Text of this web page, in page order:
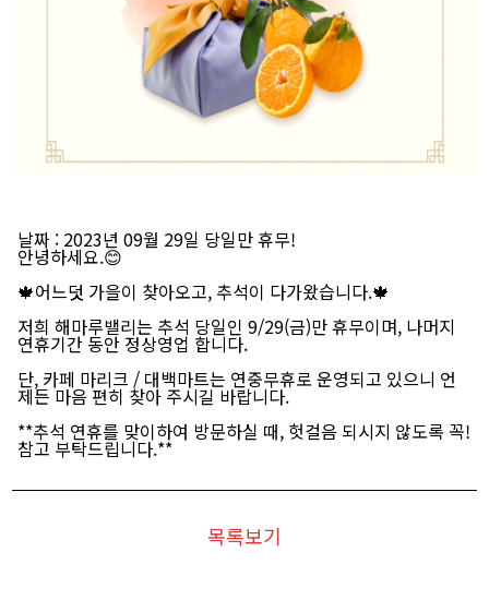
날짜 : 2023년 09월 29일 당일만 휴무!
안녕하세요.😊
🍁어느덧 가을이 찾아오고, 추석이 다가왔습니다.🍁
저희 해마루밸리는 추석 당일인 9/29(금)만 휴무이며, 나머지
연휴기간 동안 정상영업 합니다.
단, 카페 마리크 / 대백마트는 연중무휴로 운영되고 있으니 언
제든 마음 편히 찾아 주시길 바랍니다.
**추석 연휴를 맞이하여 방문하실 때, 헛걸음 되시지 않도록 꼭!
참고 부탁드립니다.**
목록보기